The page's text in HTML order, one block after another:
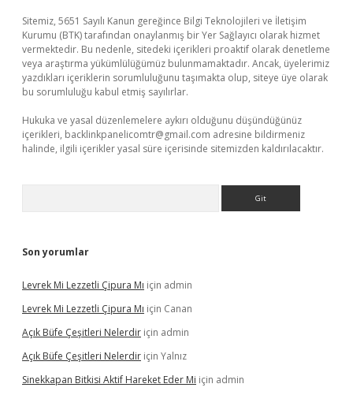
Sitemiz, 5651 Sayılı Kanun gereğince Bilgi Teknolojileri ve İletişim
Kurumu (BTK) tarafından onaylanmış bir Yer Sağlayıcı olarak hizmet
vermektedir. Bu nedenle, sitedeki içerikleri proaktif olarak denetleme
veya araştırma yükümlülüğümüz bulunmamaktadır. Ancak, üyelerimiz
yazdıkları içeriklerin sorumluluğunu taşımakta olup, siteye üye olarak
bu sorumluluğu kabul etmiş sayılırlar.
Hukuka ve yasal düzenlemelere aykırı olduğunu düşündüğünüz
içerikleri, backlinkpanelicomtr@gmail.com adresine bildirmeniz
halinde, ilgili içerikler yasal süre içerisinde sitemizden kaldırılacaktır.
Son yorumlar
Levrek Mi Lezzetli Çipura Mı için admin
Levrek Mi Lezzetli Çipura Mı için Canan
Açık Büfe Çeşitleri Nelerdir için admin
Açık Büfe Çeşitleri Nelerdir için Yalnız
Sinekkapan Bitkisi Aktif Hareket Eder Mi için admin